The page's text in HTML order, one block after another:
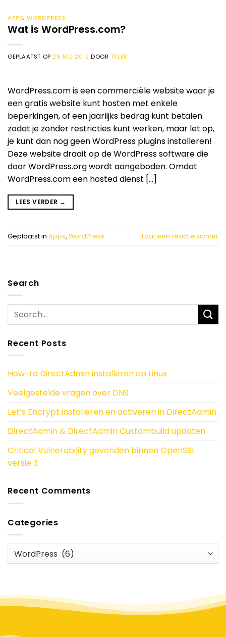
APPS,WORDPRESS
Wat is WordPress.com?
GEPLAATST OP 29 MEI 2012 DOOR TYLER
WordPress.com is een commerciële website waar je
een gratis website kunt hosten met enkele
beperkingen, of een jaarlijks bedrag kunt betalen
zodat je zonder restricties kunt werken, maar let op,
je kunt dan nog geen WordPress plugins installeren!
Deze website draait op de WordPress software die
door WordPress.org wordt aangeboden. Omdat
WordPress.com een hosted dienst […]
LEES VERDER →
Geplaatst in Apps, WordPress Laat een reactie achter
Search
Recent Posts
How-to DirectAdmin installeren op Linux
Veelgestelde vragen over DNS
Let’s Encrypt installeren en activeren in DirectAdmin
DirectAdmin & DirectAdmin Custombuild updaten
Critical Vulnerability gevonden binnen OpenSSL
versie 3
Recent Comments
Categories
Categories